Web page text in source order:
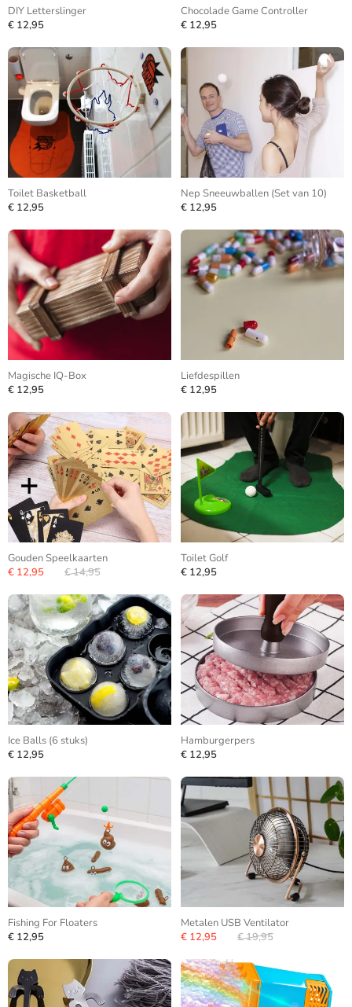
DIY Letterslinger
€ 12,95
Chocolade Game Controller
€ 12,95
Toilet Basketball
€ 12,95
Nep Sneeuwballen (Set van 10)
€ 12,95
Magische IQ-Box
€ 12,95
Liefdespillen
€ 12,95
Gouden Speelkaarten
€ 12,95
€ 14,95
Toilet Golf
€ 12,95
Ice Balls (6 stuks)
€ 12,95
Hamburgerpers
€ 12,95
Fishing For Floaters
€ 12,95
Metalen USB Ventilator
€ 12,95
€ 19,95